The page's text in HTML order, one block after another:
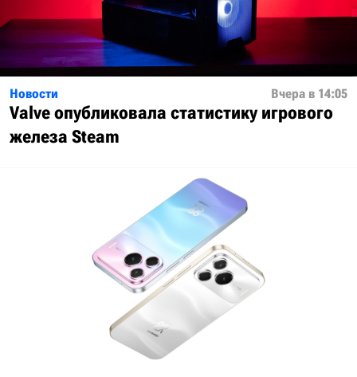
Новости Вчера в 14:05
Valve опубликовала статистику игрового
железа Steam